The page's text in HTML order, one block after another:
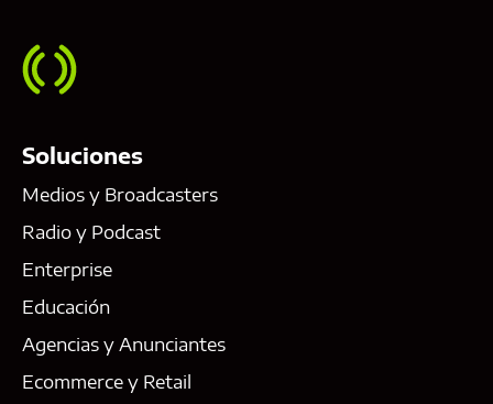
Soluciones
Medios y Broadcasters
Radio y Podcast
Enterprise
Educación
Agencias y Anunciantes
Ecommerce y Retail